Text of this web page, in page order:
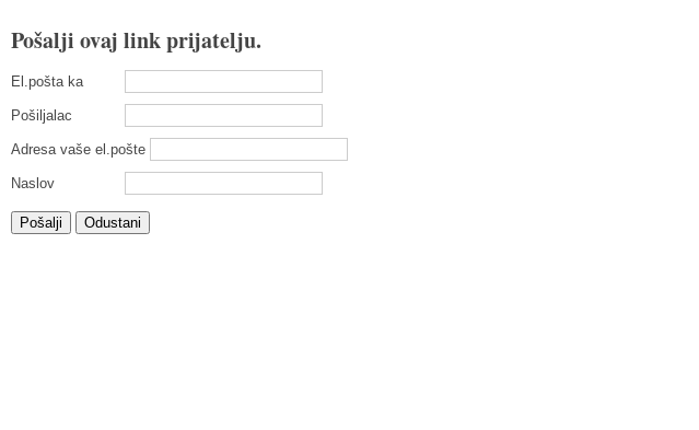
Pošalji ovaj link prijatelju.
El.pošta ka
Pošiljalac
Adresa vaše el.pošte
Naslov
Pošalji Odustani